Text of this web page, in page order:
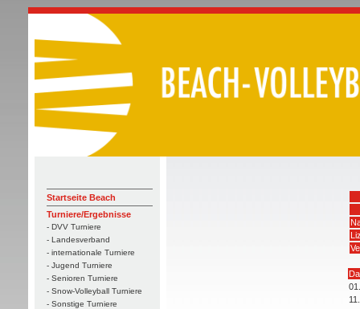
Startseite Beach
Turniere/Ergebnisse
- DVV Turniere
- Landesverband
- internationale Turniere
- Jugend Turniere
- Senioren Turniere
- Snow-Volleyball Turniere
- Sonstige Turniere